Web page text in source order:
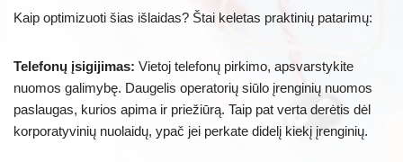
Kaip optimizuoti šias išlaidas? Štai keletas praktinių patarimų:
Telefonų įsigijimas: Vietoj telefonų pirkimo, apsvarstykite
nuomos galimybę. Daugelis operatorių siūlo įrenginių nuomos
paslaugas, kurios apima ir priežiūrą. Taip pat verta derėtis dėl
korporatyvinių nuolaidų, ypač jei perkate didelį kiekį įrenginių.